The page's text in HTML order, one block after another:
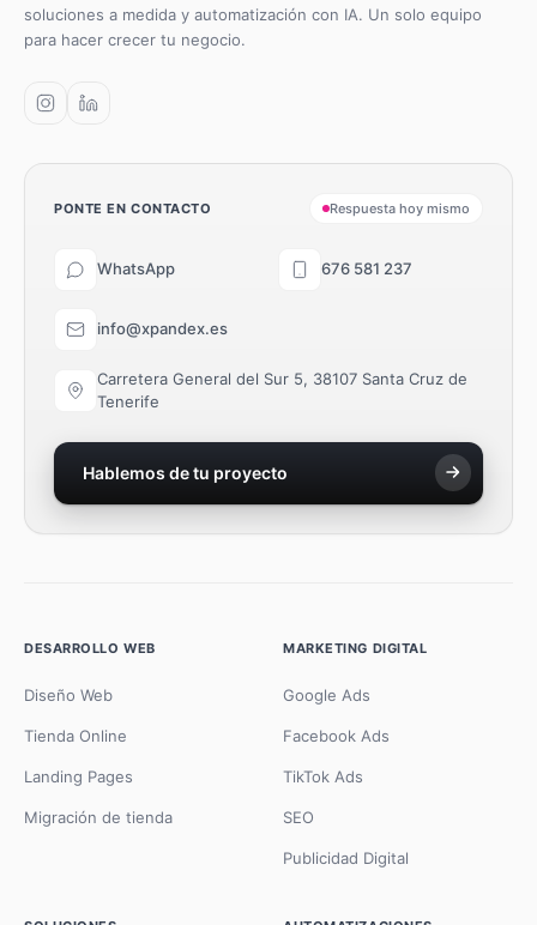
soluciones a medida y automatización con IA. Un solo equipo
para hacer crecer tu negocio.
PONTE EN CONTACTO Respuesta hoy mismo
WhatsApp 676 581 237
info@xpandex.es
Carretera General del Sur 5, 38107 Santa Cruz de
Tenerife
Hablemos de tu proyecto
DESARROLLO WEB
Diseño Web
Tienda Online
Landing Pages
Migración de tienda
MARKETING DIGITAL
Google Ads
Facebook Ads
TikTok Ads
SEO
Publicidad Digital